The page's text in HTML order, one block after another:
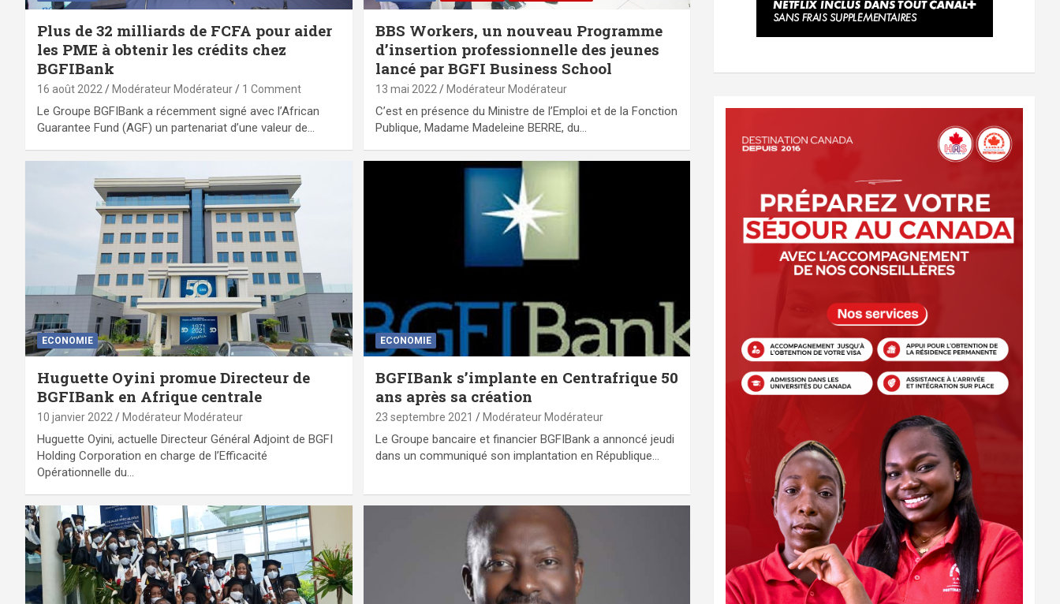
Plus de 32 milliards de FCFA pour aider
les PME à obtenir les crédits chez
BGFIBank
16 août 2022 Modérateur Modérateur 1 Comment
Le Groupe BGFIBank a récemment signé avec l’African
Guarantee Fund (AGF) un partenariat d’une valeur de…
BBS Workers, un nouveau Programme
d’insertion professionnelle des jeunes
lancé par BGFI Business School
13 mai 2022 Modérateur Modérateur
C’est en présence du Ministre de l’Emploi et de la Fonction
Publique, Madame Madeleine BERRE, du…
ECONOMIE
Huguette Oyini promue Directeur de
BGFIBank en Afrique centrale
10 janvier 2022 Modérateur Modérateur
Huguette Oyini, actuelle Directeur Général Adjoint de BGFI
Holding Corporation en charge de l’Efficacité
Opérationnelle du…
ECONOMIE
BGFIBank s’implante en Centrafrique 50
ans après sa création
23 septembre 2021 Modérateur Modérateur
Le Groupe bancaire et financier BGFIBank a annoncé jeudi
dans un communiqué son implantation en République…